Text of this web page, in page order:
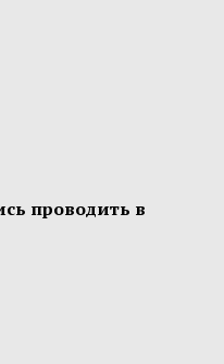
проводить в